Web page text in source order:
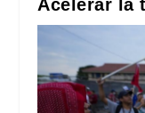
Acelerar la